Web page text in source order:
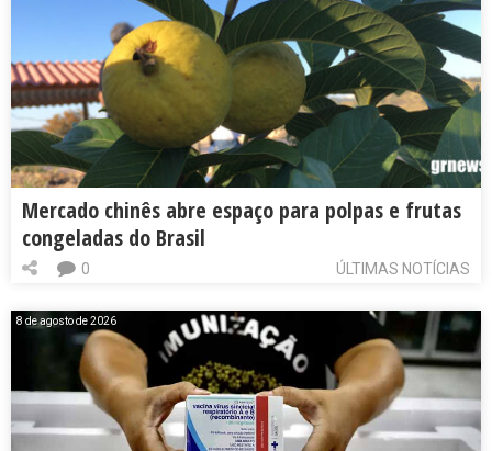
Mercado chinês abre espaço para polpas e frutas
congeladas do Brasil
ÚLTIMAS NOTÍCIAS
0
8 de agosto de 2026